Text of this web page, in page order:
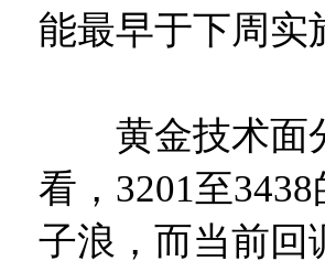
能最早于下周实
黄金技术面
看，3201至
子浪，而当前回